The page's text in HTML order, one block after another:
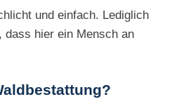
und einfach. Lediglich
dass hier ein Mensch an